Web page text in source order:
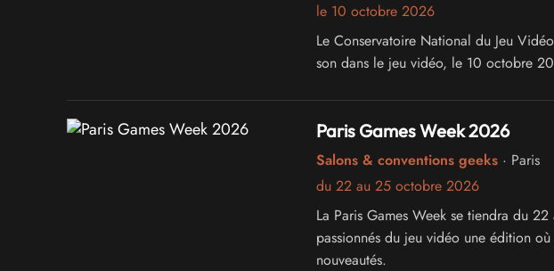
le 10 octobre 2026
Le Conservatoire National du Jeu
son dans le jeu vidéo, le 10 octobre
Paris Games Week 2026
Salons & conventions geeks· Paris
du 22 au 25 octobre 2026
La Paris Games Week se tiendra du
passionnés du jeu vidéo une édition
nouveautés.